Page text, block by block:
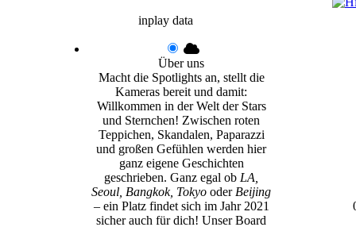
inplay data
Über uns
Macht die Spotlights an, stellt die
Kameras bereit und damit:
Willkommen in der Welt der Stars
und Sternchen! Zwischen roten
Teppichen, Skandalen, Paparazzi
und großen Gefühlen werden hier
ganz eigene Geschichten
geschrieben. Ganz egal ob LA,
Seoul, Bangkok, Tokyo oder Beijing
– ein Platz findet sich im Jahr 2021
sicher auch für dich! Unser Board